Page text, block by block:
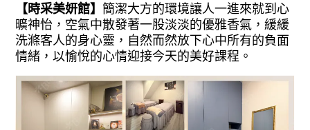
【時采美妍館】 簡潔大方的環境讓人一進來就到心
曠神怡，空氣中散發著一股淡淡的優雅香氣，緩緩
洗滌客人的身心靈，自然而然放下心中所有的負面
情緒，以愉悅的心情迎接今天的美好課程。